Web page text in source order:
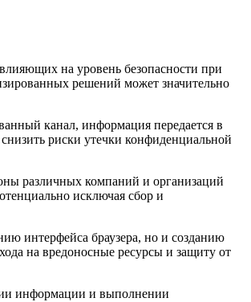
на уровень безопасности при
решений может значительно
канал, информация передается в
риски утечки конфиденциальной
различных компаний и организаций
исключая сбор и
интерфейса браузера, но и созданию
на вредоносные ресурсы и защиту от
информации и выполнении